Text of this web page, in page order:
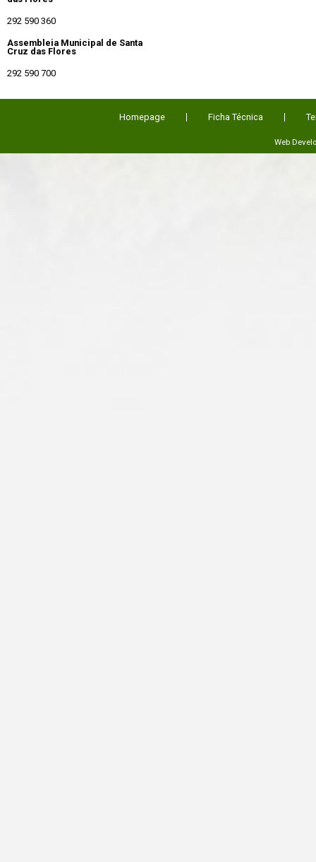
292 590 360
Assembleia Municipal de Santa
Cruz das Flores
292 590 700
Homepage Ficha Técnica
Web